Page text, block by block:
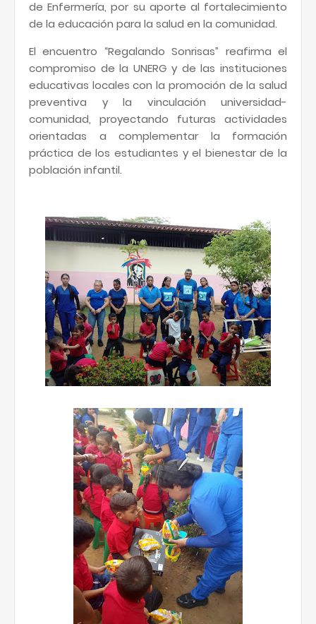
de Enfermería, por su aporte al fortalecimiento
de la educación para la salud en la comunidad.
El encuentro “Regalando Sonrisas” reafirma el
compromiso de la UNERG y de las instituciones
educativas locales con la promoción de la salud
preventiva y la vinculación universidad-
comunidad, proyectando futuras actividades
orientadas a complementar la formación
práctica de los estudiantes y el bienestar de la
población infantil.